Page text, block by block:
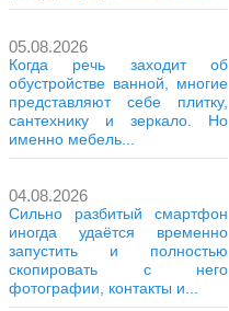
05.08.2026
Когда речь заходит об
обустройстве ванной, многие
представляют себе плитку,
сантехнику и зеркало. Но
именно мебель...
04.08.2026
Сильно разбитый смартфон
иногда удаётся временно
запустить и полностью
скопировать с него
фотографии, контакты и...